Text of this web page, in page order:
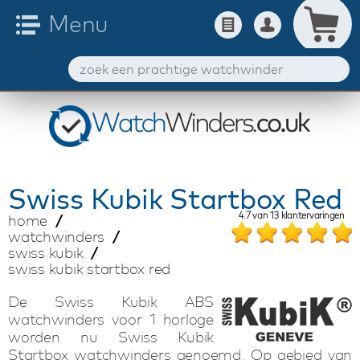
Swiss KubikStartbox Red
home
watchwinders
swiss kubik
swiss kubik startbox red
4.7van13klantervaringen
De Swiss Kubik ABS
watchwinders voor 1 horloge
worden nu Swiss Kubik
Startbox watchwinders genoemd. Op gebied van